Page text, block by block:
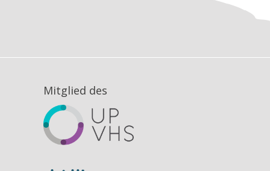
Mitglied des